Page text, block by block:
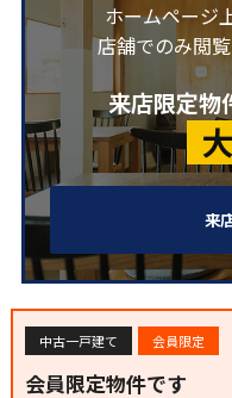
ホームページ
店舗でのみ閲
来店限定物
来
中古一戸建て 会員限定
会員限定物件です